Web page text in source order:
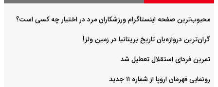
محبوب‌ترین صفحه اینستاگرام ورزشکاران مرد در اختیار چه کسی است؟
گران‌ترین دروازه‌بان تاریخ بریتانیا در زمین ولز!
تمرین فردای استقلال تعطیل شد
رونمایی قهرمان اروپا از شماره ۱۱ جدید